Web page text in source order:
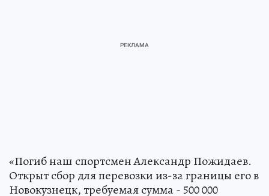
«Погиб наш спортсмен Александр Пожидаев.
Открыт сбор для перевозки из-за границы его в
Новокузнецк, требуемая сумма - 500 000